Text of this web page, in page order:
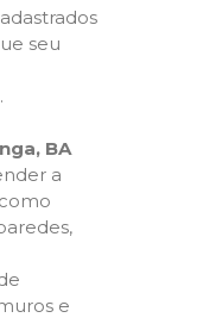
seu
BA
a
e